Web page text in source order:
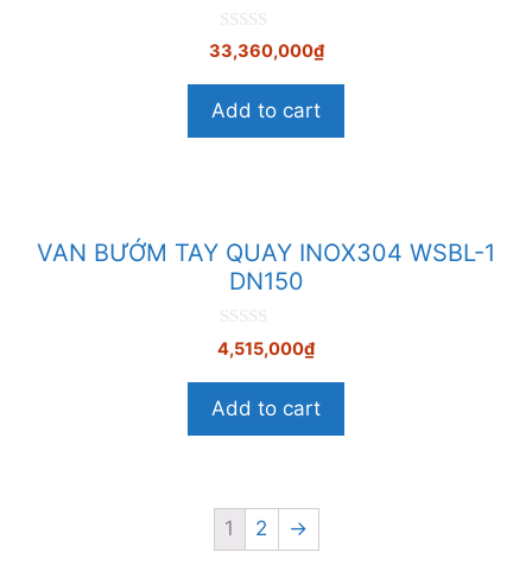
0
n
à
5
33,360,000₫
Add to cart
VAN BƯỚM TAY QUAY INOX304 WSBL-1
DN150
0
n
à
5
4,515,000₫
Add to cart
1 2 →